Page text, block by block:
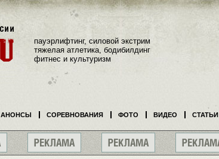
пауэрлифтинг, силовой экстрим
тяжелая атлетика, бодибилдинг
фитнес и культуризм
АНОНСЫ СОРЕВНОВАНИЯ ФОТО ВИДЕО СТАТЬИ